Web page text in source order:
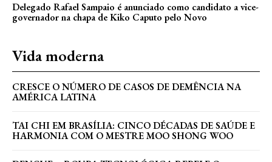
Delegado Rafael Sampaio é anunciado como candidato a vice-
governador na chapa de Kiko Caputo pelo Novo
Vida moderna
CRESCE O NÚMERO DE CASOS DE DEMÊNCIA NA
AMÉRICA LATINA
TAI CHI EM BRASÍLIA: CINCO DÉCADAS DE SAÚDE E
HARMONIA COM O MESTRE MOO SHONG WOO